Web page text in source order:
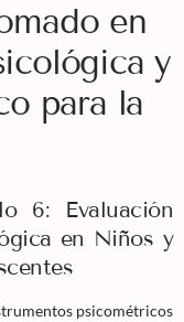
en
y
para la
6: Evaluación
en Niños y
psicométricos